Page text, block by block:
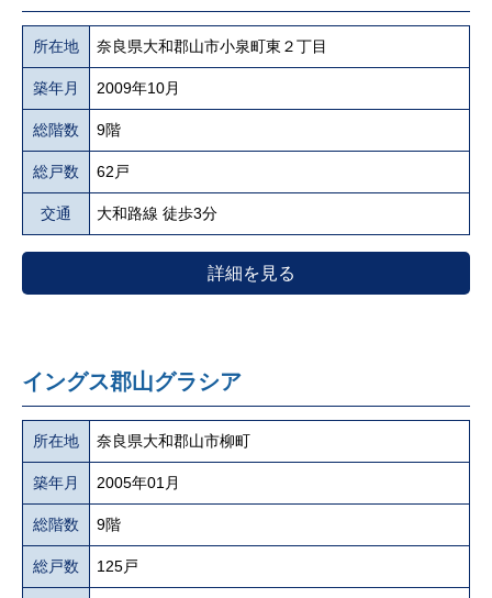
所在地 奈良県大和郡山市小泉町東２丁目
築年月 2009年10月
総階数 9階
総戸数 62戸
交通 大和路線 徒歩3分
詳細を見る
イングス郡山グラシア
所在地 奈良県大和郡山市柳町
築年月 2005年01月
総階数 9階
総戸数 125戸